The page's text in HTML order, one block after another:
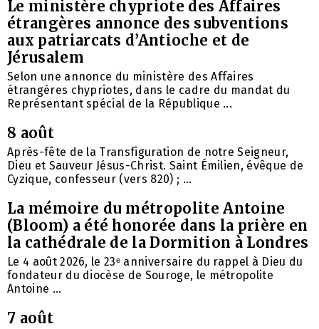
Le ministère chypriote des Affaires
étrangères annonce des subventions
aux patriarcats d’Antioche et de
Jérusalem
Selon une annonce du ministère des Affaires
étrangères chypriotes, dans le cadre du mandat du
Représentant spécial de la République ...
8 août
Après-fête de la Transfiguration de notre Seigneur,
Dieu et Sauveur Jésus-Christ. Saint Émilien, évêque de
Cyzique, confesseur (vers 820) ; ...
La mémoire du métropolite Antoine
(Bloom) a été honorée dans la prière en
la cathédrale de la Dormition à Londres
Le 4 août 2026, le 23ᵉ anniversaire du rappel à Dieu du
fondateur du diocèse de Souroge, le métropolite
Antoine ...
7 août